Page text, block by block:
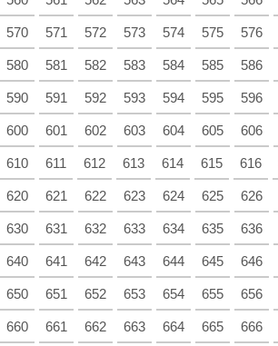
570 571 572 573 574 575 576
580 581 582 583 584 585 586
590 591 592 593 594 595 596
600 601 602 603 604 605 606
610 611 612 613 614 615 616
620 621 622 623 624 625 626
630 631 632 633 634 635 636
640 641 642 643 644 645 646
650 651 652 653 654 655 656
660 661 662 663 664 665 666